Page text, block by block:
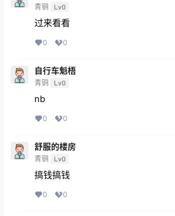
青铜 Lv0
过来看看
0 0
自行车魁梧
青铜 Lv0
nb
0 0
舒服的楼房
青铜 Lv0
搞钱搞钱
0 0